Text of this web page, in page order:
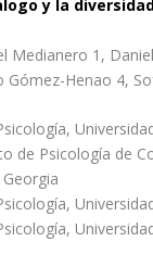
y la
Medianero 1 ,
Gómez-Henao 4,
de Psicología de